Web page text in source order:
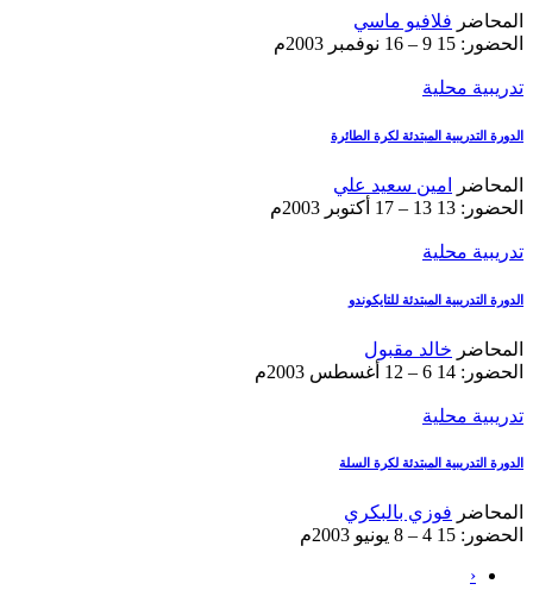
المحاضر فلافيو ماسي
الحضور: 15
9 – 16 نوفمبر 2003م
تدريبية محلية
الدورة التدريبية المبتدئة لكرة الطائرة
المحاضر
امين سعيد علي
الحضور: 13
13 – 17 أكتوبر 2003م
تدريبية محلية
الدورة التدريبية المبتدئة للتايكوندو
المحاضر خالد مقبول
الحضور: 14
6 – 12 أغسطس 2003م
تدريبية محلية
الدورة التدريبية المبتدئة لكرة السلة
المحاضر فوزي بالبكري
الحضور: 15
4 – 8 يونيو 2003م
‹